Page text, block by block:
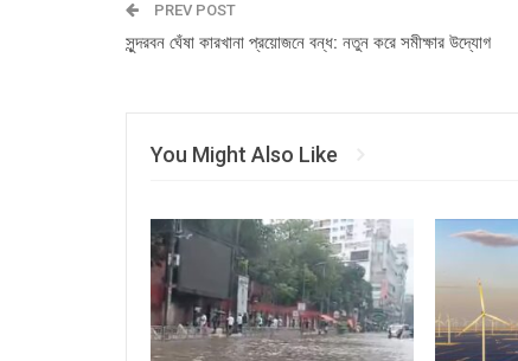
PREV POST
সুন্দরবন ঘেঁষা কারখানা প্রয়োজনে বন্ধ: নতুন করে সমীক্ষার উদ্যোগ
You Might Also Like